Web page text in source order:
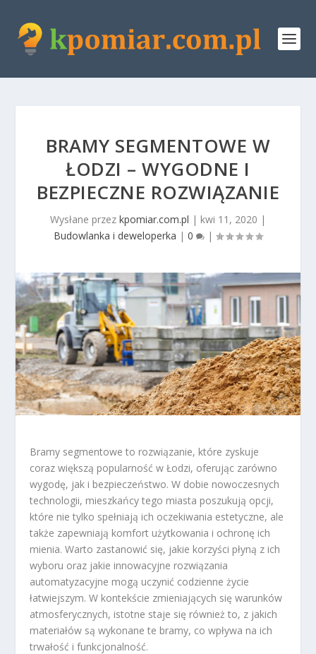
BRAMY SEGMENTOWE W
ŁODZI – WYGODNE I
BEZPIECZNE ROZWIĄZANIE
Wysłane przez kpomiar.com.pl | kwi 11, 2020 |
Budowlanka i deweloperka | 0 |
Bramy segmentowe to rozwiązanie, które zyskuje
coraz większą popularność w Łodzi, oferując zarówno
wygodę, jak i bezpieczeństwo. W dobie nowoczesnych
technologii, mieszkańcy tego miasta poszukują opcji,
które nie tylko spełniają ich oczekiwania estetyczne, ale
także zapewniają komfort użytkowania i ochronę ich
mienia. Warto zastanowić się, jakie korzyści płyną z ich
wyboru oraz jakie innowacyjne rozwiązania
automatyzacyjne mogą uczynić codzienne życie
łatwiejszym. W kontekście zmieniających się warunków
atmosferycznych, istotne staje się również to, z jakich
materiałów są wykonane te bramy, co wpływa na ich
trwałość i funkcjonalność.